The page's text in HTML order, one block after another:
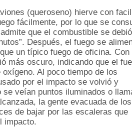
(queroseno) hierve con
fácilmente, por lo que se
que el combustible se debió
Después, el fuego se
un típico fuego de oficina. Con
más oscuro, indicando que el
Al poco tiempo de los
por el impacto se volvió y
se veían puntos iluminados o
la gente evacuada de
de bajar por las escaleras que
impacto.